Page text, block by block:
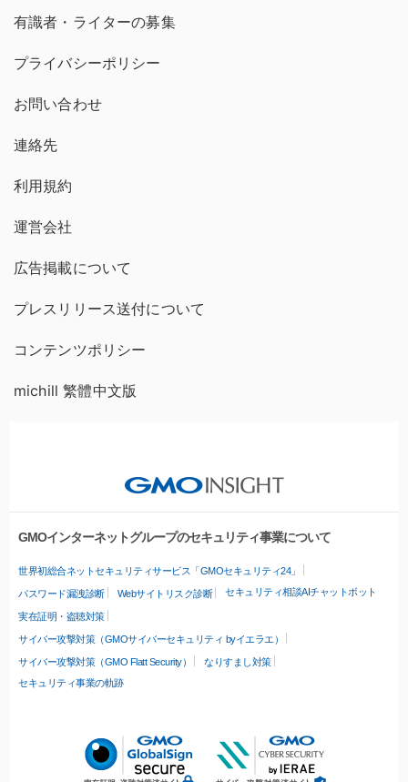
有識者・ライターの募集
プライバシーポリシー
お問い合わせ
連絡先
利用規約
運営会社
広告掲載について
プレスリリース送付について
コンテンツポリシー
michill 繁體中文版
GMOインターネットグループのセキュリティ事業について
世界初総合ネットセキュリティサービス「GMOセキュリティ24」
パスワード漏洩診断 Webサイトリスク診断 セキュリティ相談AIチャットボット
実在証明・盗聴対策
サイバー攻撃対策（GMOサイバーセキュリティ byイエラエ）
サイバー攻撃対策（GMO Flatt Security）
なりすまし対策
セキュリティ事業の軌跡